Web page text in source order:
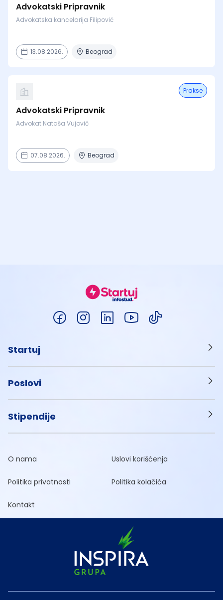
Advokatski Pripravnik
Advokatska kancelarija Filipović
13.08.2026. Beograd
Prakse
Advokatski Pripravnik
Advokat Nataša Vujović
07.08.2026. Beograd
Startuj
Poslovi
Stipendije
O nama Uslovi korišćenja
Politika privatnosti Politika kolačića
Kontakt